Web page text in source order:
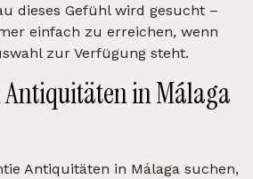
dieses Gefühl wird gesucht –
einfach zu erreichen, wenn
zur Verfügung steht.
Antiquitäten in Málaga
Antiquitäten in Málaga suchen,